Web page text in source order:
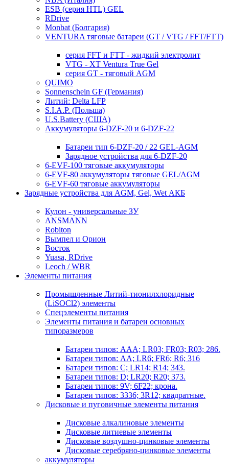
ESB (серия HTL) GEL
RDrive
Monbat (Болгария)
VENTURA тяговые батареи (GT / VTG / FFT/FTT)
серия FFT и FTT - жидкий электролит
VTG - XT Ventura True Gel
серия GT - тяговый AGM
QUIMO
Sonnenschein GF (Германия)
Литий: Delta LFP
S.I.A.P. (Польша)
U.S.Battery (США)
Аккумуляторы 6-DZF-20 и 6-DZF-22
Батареи тип 6-DZF-20 / 22 GEL-AGM
Зарядное устройства для 6-DZF-20
6-EVF-100 тяговые аккумуляторы
6-EVF-80 аккумуляторы тяговые GEL/AGM
6-EVF-60 тяговые аккумуляторы
Зарядные устройства для AGM, Gel, Wet АКБ
Кулон - универсальные ЗУ
ANSMANN
Robiton
Вымпел и Орион
Восток
Yuasa, RDrive
Leoch / WBR
Элементы питания
Промышленные Литий-тионилхлоридные
(LiSOCl2) элементы
Спецэлементы питания
Элементы питания и батареи основных
типоразмеров
Батареи типов: AAA; LR03; FR03; R03; 286.
Батареи типов: AA; LR6; FR6; R6; 316
Батареи типов: C; LR14; R14; 343.
Батареи типов: D; LR20; R20; 373.
Батареи типов: 9V; 6F22; крона.
Батареи типов: 3336; 3R12; квадратные.
Дисковые и пуговичные элементы питания
Дисковые алкалиновые элементы
Дисковые литиевые элементы
Дисковые воздушно-цинковые элементы
Дисковые серебряно-цинковые элементы
аккумуляторы